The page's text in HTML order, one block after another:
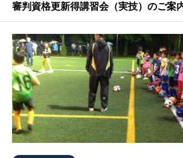
審判資格更新得講習会（実技）のご案